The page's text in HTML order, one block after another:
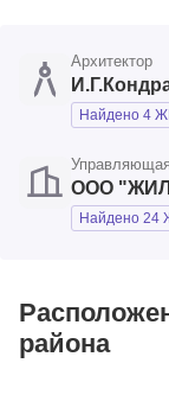
Архитектор
Найдено 4
ООО
Найдено 24
района